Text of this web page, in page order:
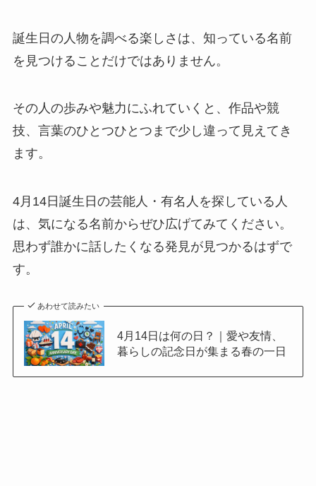
誕生日の人物を調べる楽しさは、知っている名前
を見つけることだけではありません。
その人の歩みや魅力にふれていくと、作品や競
技、言葉のひとつひとつまで少し違って見えてき
ます。
4月14日誕生日の芸能人・有名人を探している人
は、気になる名前からぜひ広げてみてください。
思わず誰かに話したくなる発見が見つかるはずで
す。
あわせて読みたい
4月14日は何の日？｜愛や友情、
暮らしの記念日が集まる春の一日